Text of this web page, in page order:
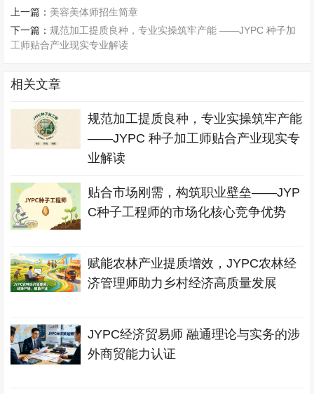
上一篇： 美容美体师招生简章
下一篇：规范加工提质良种，专业实操筑牢产能 ——JYPC 种子加
工师贴合产业现实专业解读
相关文章
规范加工提质良种，专业实操筑牢产能
——JYPC 种子加工师贴合产业现实专
业解读
贴合市场刚需，构筑职业壁垒——JYP
C种子工程师的市场化核心竞争优势
赋能农林产业提质增效，JYPC农林经
济管理师助力乡村经济高质量发展
JYPC经济贸易师 融通理论与实务的涉
外商贸能力认证